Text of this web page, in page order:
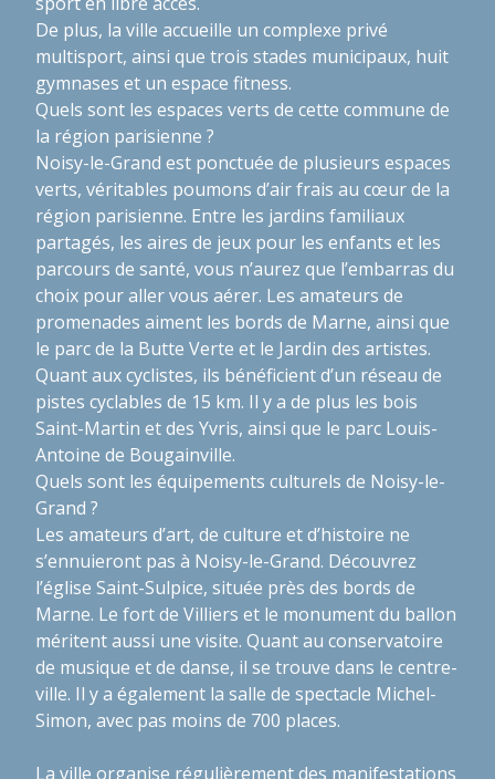
De plus, la ville accueille un complexe privé
multisport, ainsi que trois stades municipaux, huit
gymnases et un espace fitness.
Quels sont les espaces verts de cette commune de
la région parisienne ?
Noisy-le-Grand est ponctuée de plusieurs espaces
verts, véritables poumons d’air frais au cœur de la
région parisienne. Entre les jardins familiaux
partagés, les aires de jeux pour les enfants et les
parcours de santé, vous n’aurez que l’embarras du
choix pour aller vous aérer. Les amateurs de
promenades aiment les bords de Marne, ainsi que
le parc de la Butte Verte et le Jardin des artistes.
Quant aux cyclistes, ils bénéficient d’un réseau de
pistes cyclables de 15 km. Il y a de plus les bois
Saint-Martin et des Yvris, ainsi que le parc Louis-
Antoine de Bougainville.
Quels sont les équipements culturels de Noisy-le-
Grand ?
Les amateurs d’art, de culture et d’histoire ne
s’ennuieront pas à Noisy-le-Grand. Découvrez
l’église Saint-Sulpice, située près des bords de
Marne. Le fort de Villiers et le monument du ballon
méritent aussi une visite. Quant au conservatoire
de musique et de danse, il se trouve dans le centre-
ville. Il y a également la salle de spectacle Michel-
Simon, avec pas moins de 700 places.
La ville organise régulièrement des manifestations